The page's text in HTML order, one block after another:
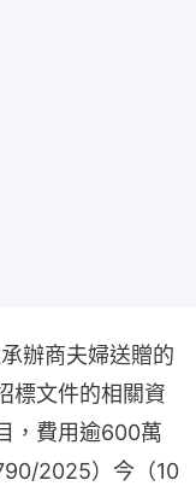
辦商夫婦送贈的
標文件的相關資
，費用逾600萬
2025）今（10